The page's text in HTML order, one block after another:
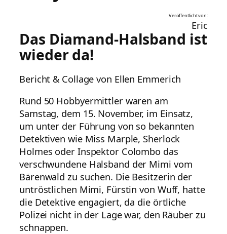
Veröffentlicht von:
Eric
Das Diamand-Halsband ist
wieder da!
Bericht & Collage von Ellen Emmerich
Rund 50 Hobbyermittler waren am
Samstag, dem 15. November, im Einsatz,
um unter der Führung von so bekannten
Detektiven wie Miss Marple, Sherlock
Holmes oder Inspektor Colombo das
verschwundene Halsband der Mimi vom
Bärenwald zu suchen. Die Besitzerin der
untröstlichen Mimi, Fürstin von Wuff, hatte
die Detektive engagiert, da die örtliche
Polizei nicht in der Lage war, den Räuber zu
schnappen.